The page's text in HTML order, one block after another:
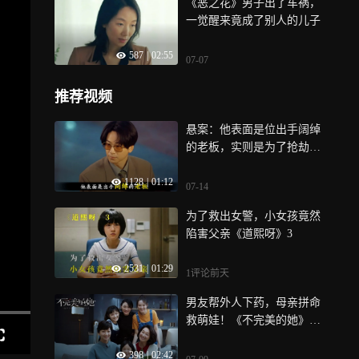
587 02:55
《恶之花》男子出了车祸，
一觉醒来竟成了别人的儿子
07-07
推荐视频
1128 | 01:12
悬案：他表面是位出手阔绰
的老板，实则是为了抢劫而
07-14
2531 | 01:29
为了救出女警，小女孩竟然
陷害父亲《道熙呀》3
1评论前天
398 | 02:42
男友帮外人下药，母亲拼命
救萌娃！《不完美的她》第1